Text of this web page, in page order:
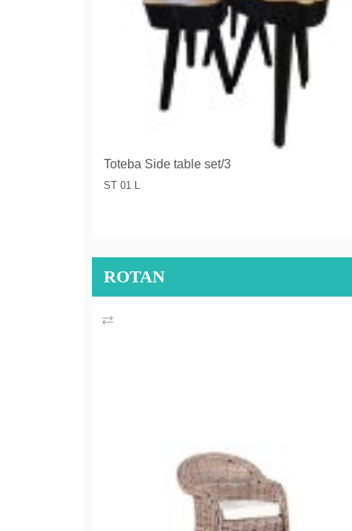
Toteba Side table set/3
ST 01 L
ROTAN